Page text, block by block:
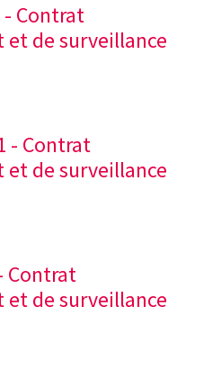
- Contrat
de surveillance
- Contrat
de surveillance
Contrat
de surveillance